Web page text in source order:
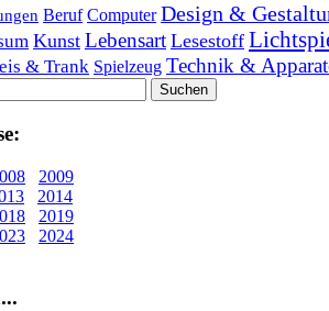
Beruf Computer Design &
Kunst Lebensart Lesestoff
& Trank Spielzeug Technik &
2009
2014
2019
2024